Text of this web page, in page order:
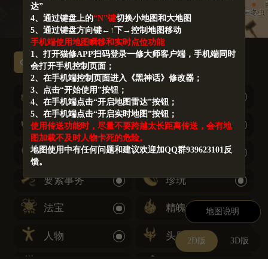
宝箱
宝箱
无忧醑
四妹支线撕符
三冬虫
灵蕴
2D版 3D版
显示全部
土地庙 打坐处
宝箱 仙丹
酒食 丹方
要紧事务 珍玩
法宝 精魄
人物 头目
地图说明
达”
4、通过键盘上的“N”键切换小地图和大地图
5、通过键盘方向键←↑下→控制地图移动
手机端使用地图瞬移和实时点位功能
1、打开猫修APP扫码登录一修大师客户端，手机端同时
会打开手机控制页面；
2、在手机端控制页面进入《黑神话》修改器；
3、点击“开始使用”按钮；
4、在手机端点击“开启地图雷达”按钮；
5、在手机端点击“开启实时地图”按钮；
使用传送功能时，尽量不要跨越太长距离传送，会有地
图加载不及时人物卡死的危险。
地图使用中有任何问题和建议欢迎加QQ群939623101反
馈。